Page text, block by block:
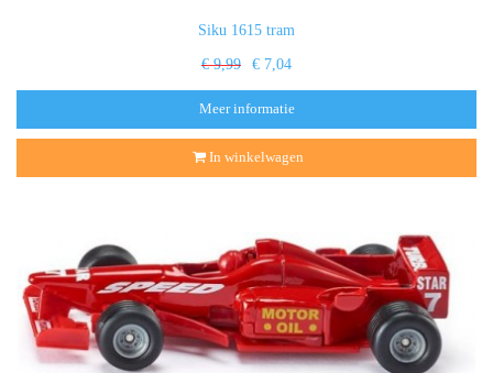
Siku 1615 tram
€ 9,99 € 7,04
Meer informatie
In winkelwagen